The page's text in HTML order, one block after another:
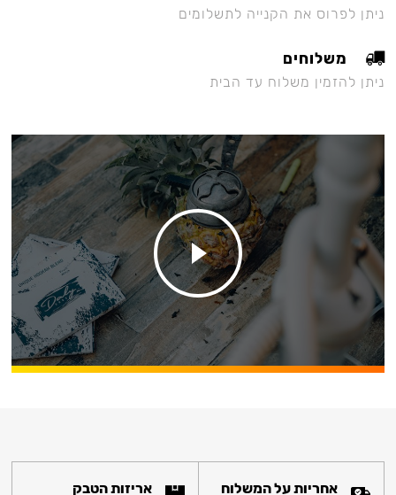
ניתן לפרוס את הקנייה לתשלומים
משלוחים
ניתן להזמין משלוח עד הבית
אחריות על המשלוח אריזות הטבק